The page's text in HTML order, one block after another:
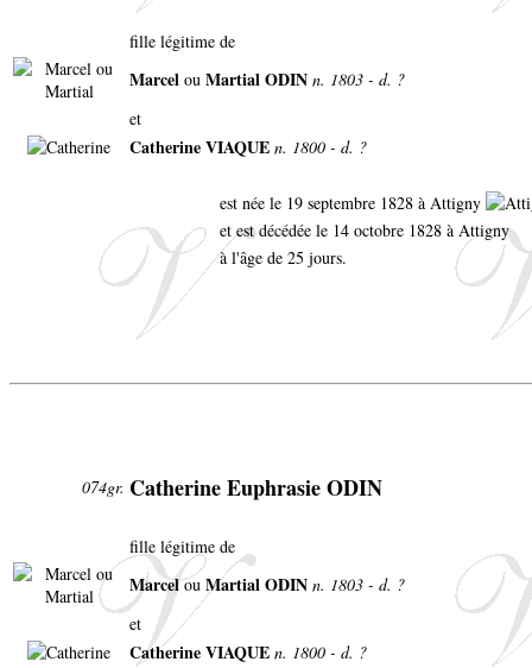
fille légitime de
Marcel ou Martial ODIN n. 1803 - d. ?
et
Catherine VIAQUE n. 1800 - d. ?
est née le 19 septembre 1828 à Attigny
et est décédée le 14 octobre 1828 à Attigny
à l'âge de 25 jours.
074gr. Catherine Euphrasie ODIN
fille légitime de
Marcelou Martial ODIN n. 1803 - d. ?
et
Catherine VIAQUE n. 1800 - d. ?